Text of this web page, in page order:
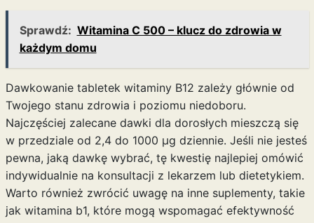
Sprawdź: Witamina C 500 – klucz do zdrowia w
każdym domu
Dawkowanie tabletek witaminy B12 zależy głównie od
Twojego stanu zdrowia i poziomu niedoboru.
Najczęściej zalecane dawki dla dorosłych mieszczą się
w przedziale od 2,4 do 1000 µg dziennie. Jeśli nie jesteś
pewna, jaką dawkę wybrać, tę kwestię najlepiej omówić
indywidualnie na konsultacji z lekarzem lub dietetykiem.
Warto również zwrócić uwagę na inne suplementy, takie
jak witamina b1, które mogą wspomagać efektywność